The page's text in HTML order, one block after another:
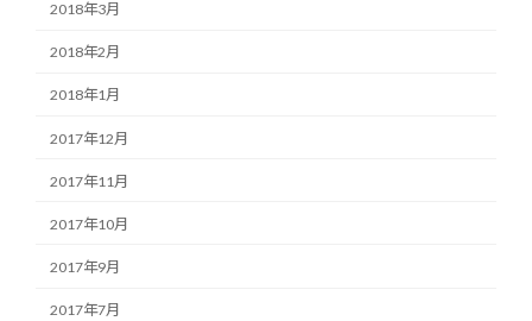
2018年3月
2018年2月
2018年1月
2017年12月
2017年11月
2017年10月
2017年9月
2017年7月